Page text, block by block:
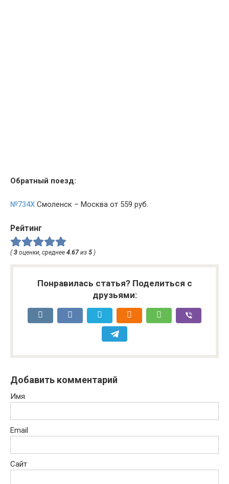
Обратный поезд:
№734Х Смоленск – Москва от 559 руб.
Рейтинг
(3 оценки, среднее 4.67из 5 )
Понравилась статья? Поделиться с
друзьями:
Добавить комментарий
Имя
Email
Сайт